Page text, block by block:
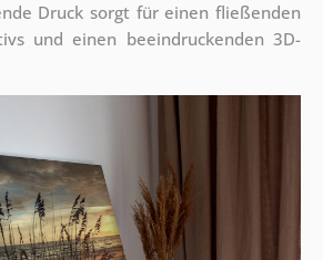
Druck sorgt für einen fließenden
und einen beeindruckenden 3D-